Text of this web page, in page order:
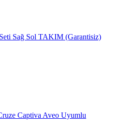
Sağ Sol TAKIM (Garantisiz)
Captiva Aveo Uyumlu